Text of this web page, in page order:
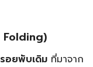
Folding)
รอยพับเดิม ที่มาจาก